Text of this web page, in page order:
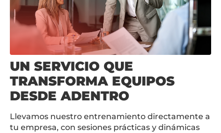
UN SERVICIO QUE
TRANSFORMA EQUIPOS
DESDE ADENTRO
Llevamos nuestro entrenamiento directamente a
tu empresa, con sesiones prácticas y dinámicas